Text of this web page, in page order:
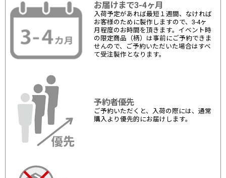
お届けまで3-4ヶ月
入荷予定があれば最短１週間、なければ
お客様のために製作しますので、3-4ヶ
月程度のお時間を頂きます。イベント時
の限定商品（柄）は事前にご予約できま
せんので、ご予約いただいた場合はすべ
て受注製作となります。
予約者優先
ご予約いただくと、入荷の際には、通常
購入より優先的にお届けします。